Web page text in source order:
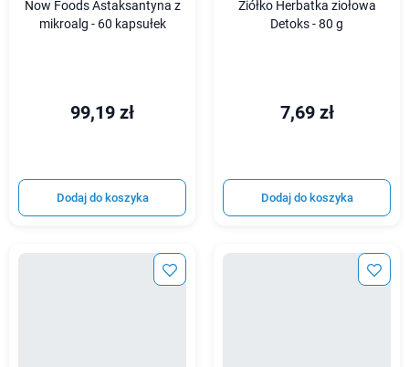
Now Foods Astaksantyna z
mikroalg - 60 kapsułek
99,19 zł
Dodaj do koszyka
Ziółko Herbatka ziołowa
Detoks - 80 g
7,69 zł
Dodaj do koszyka